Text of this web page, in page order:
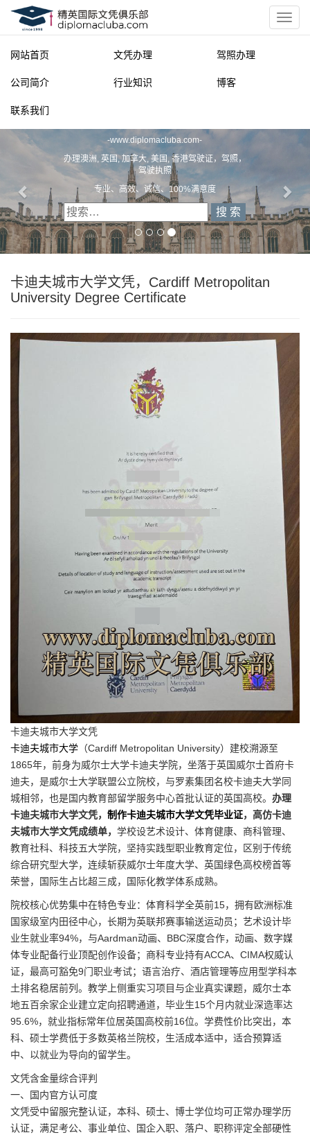
网站首页 文凭办理 驾照办理
公司简介 行业知识 博客
联系我们
www.diplomacluba.com-
办理澳洲, 英国, 加拿大, 美国, 香港驾驶证，驾照，
驾驶执照
专业、高效、诚信、100%满意度
卡迪夫城市大学文凭，Cardiff Metropolitan
University Degree Certificate
卡迪夫城市大学文凭
卡迪夫城市大学 （Cardiff Metropolitan University）建校溯源至
1865年，前身为威尔士大学卡迪夫学院，坐落于英国威尔士首府卡
迪夫，是威尔士大学联盟公立院校，与罗素集团名校卡迪夫大学同
城相邻，也是国内教育部留学服务中心首批认证的英国高校。 办理
卡迪夫城市大学文凭， 制作卡迪夫城市大学文凭毕业证，高仿卡迪
夫城市大学文凭成绩单， 学校设艺术设计、体育健康、商科管理、
教育社科、科技五大学院，坚持实践型职业教育定位，区别于传统
综合研究型大学，连续斩获威尔士年度大学、英国绿色高校榜首等
荣誉，国际生占比超三成，国际化教学体系成熟。
院校核心优势集中在特色专业：体育科学全英前15，拥有欧洲标准
国家级室内田径中心，长期为英联邦赛事输送运动员；艺术设计毕
业生就业率94%，与Aardman动画、BBC深度合作，动画、数字媒
体专业配备行业顶配创作设备；商科专业持有ACCA、CIMA权威认
证，最高可豁免9门职业考试；语言治疗、酒店管理等应用型学科本
土排名稳居前列。教学上侧重实习项目与企业真实课题，威尔士本
地五百余家企业建立定向招聘通道，毕业生15个月内就业深造率达
95.6%，就业指标常年位居英国高校前16位。学费性价比突出，本
科、硕士学费低于多数英格兰院校，生活成本适中，适合预算适
中、以就业为导向的留学生。
文凭含金量综合评判
一、国内官方认可度
文凭受中留服完整认证，本科、硕士、博士学位均可正常办理学历
认证，满足考公、事业单位、国企入职、落户、职称评定全部硬性